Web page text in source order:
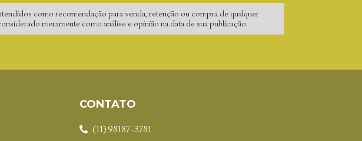
como recomendação para venda, retenção ou compra de qualquer
meramente como análise e opinião na data de sua publicação.
CONTATO
(11) 98187-3781